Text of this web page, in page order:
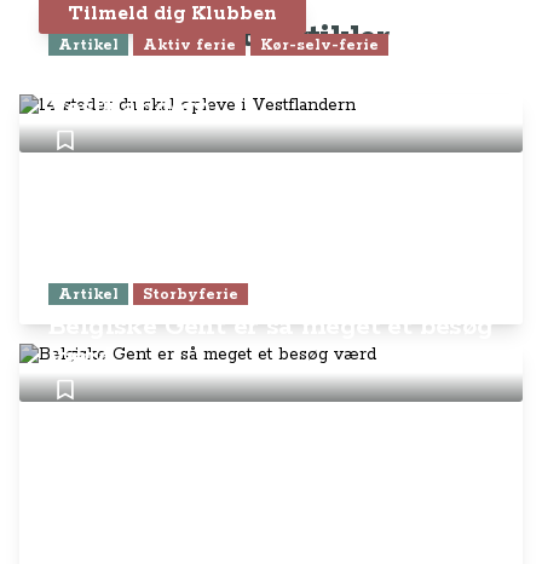
Tilmeld dig Klubben
Seneste artikler
Artikel Aktiv ferie Kør-selv-ferie
Vestflandern
Artikel Storbyferie
Belgiske Gent er så meget et besøg
værd